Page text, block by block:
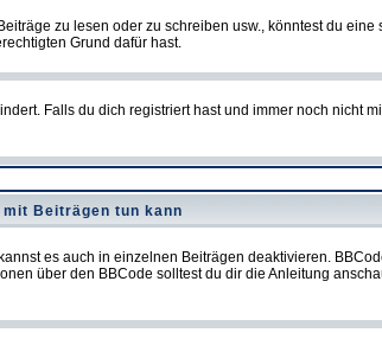
zu lesen oder zu schreiben usw., könntest du
Grund dafür hast.
Falls du dich registriert hast und immer noch nicht
mit Beiträgen tun kann
es auch in einzelnen Beiträgen deaktivieren.
über den BBCode solltest du dir die Anleitung